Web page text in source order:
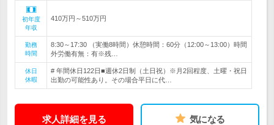
初年度
年収
410万円～510万円
勤務
時間
8:30～17:30 （実働8時間）休憩時間：60分（12:00～13:00）時間
外労働有無：有※残…
休日
休暇
# 年間休日122日■週休2日制（土日祝）※月2回程度、土曜・祝日
出勤の可能性あり。その場合平日に代…
求人詳細を見る 気になる